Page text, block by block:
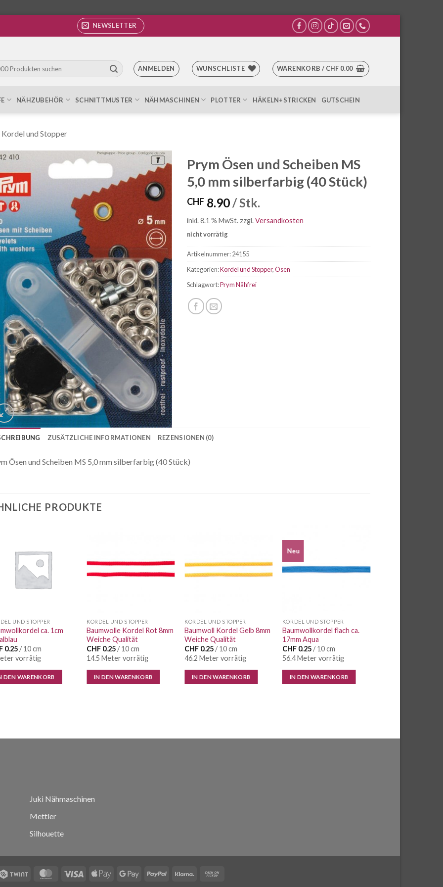
NEWSLETTER
ANMELDEN WUNSCHLISTE WARENKORB / CHF 0.00
NÄHZUBEHÖR SCHNITTMUSTER NÄHMASCHINEN PLOTTER HÄKELN+STRICKEN GUTSCHEIN
Kordel und Stopper
Auf die
Wunschliste
Prym Ösen und Scheiben MS
5,0 mm silberfarbig (40 Stück)
CHF 8.90 / Stk.
inkl. 8.1 % MwSt. zzgl.Versandkosten
nicht vorrätig
Artikelnummer:24155
Kategorien:Kordel und Stopper,Ösen
Schlagwort:Prym Nähfrei
ZUSÄTZLICHE INFORMATIONEN REZENSIONEN (0)
Ösen und Scheiben MS 5,0 mm silberfarbig (40 Stück)
PRODUKTE
Auf die
Wunschliste
UND STOPPER
ca. 1cm
0.25/ 10 cm
vorrätig
DEN WARENKORB
KORDEL UND STOPPER
Baumwolle Kordel Rot 8mm
Weiche Qualität
CHF 0.25/ 10 cm
14.5 Meter vorrätig
IN DEN WARENKORB
KORDEL UND STOPPER
Baumwoll Kordel Gelb 8mm
Weiche Qualität
CHF 0.25/ 10 cm
46.2 Meter vorrätig
IN DEN WARENKORB
Neu
KORDEL UND STOPPER
Baumwollkordel flach ca.
17mm Aqua
CHF0.25/ 10 cm
56.4 Meter vorrätig
IN DEN WARENKORB
Juki Nähmaschinen
Mettler
Silhouette
Twint MasterCard
Visa
Apple
Google PayPal Klarna